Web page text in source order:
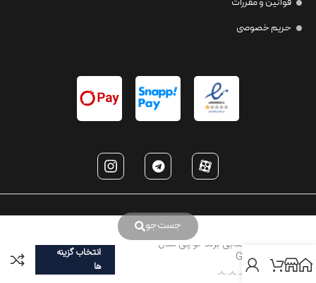
جست‌جو
قوانین و مقررات
حریم خصوصی
عینک آفتابی برند گوچی مدل
GG2059
انتخاب گزینه
ها